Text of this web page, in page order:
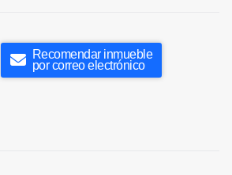
Recomendar inmueble
por correo electrónico